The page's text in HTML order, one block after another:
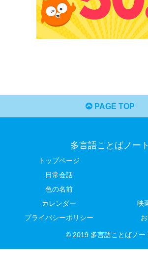
PAGE TOP
多言語ことばノート
トップページ
日常会話
色の名前
カレンダー
映
プライバシーポリシー
© 2019 多言語ことばノー